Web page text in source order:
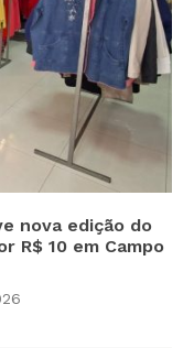
nova edição do
R$ 10 em Campo